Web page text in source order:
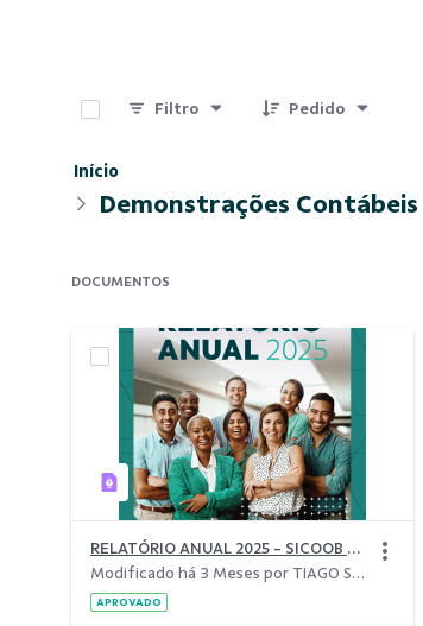
Filtro Pedido
Início
Demonstrações Contábeis
DOCUMENTOS
RELATÓRIO ANUAL 2025 - SICOOB COSTA DO DESCOBRIMENTO
Modificado há 3 Meses por TIAGO SANTOS TAMANDARÉ.
APROVADO